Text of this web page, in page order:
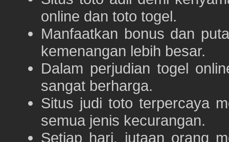
online dan toto togel.
Manfaatkan bonus dan
kemenangan lebih besar.
Dalam perjudian togel
sangat berharga.
Situs judi toto terpercaya
semua jenis kecurangan.
Setiap hari, jutaan orang